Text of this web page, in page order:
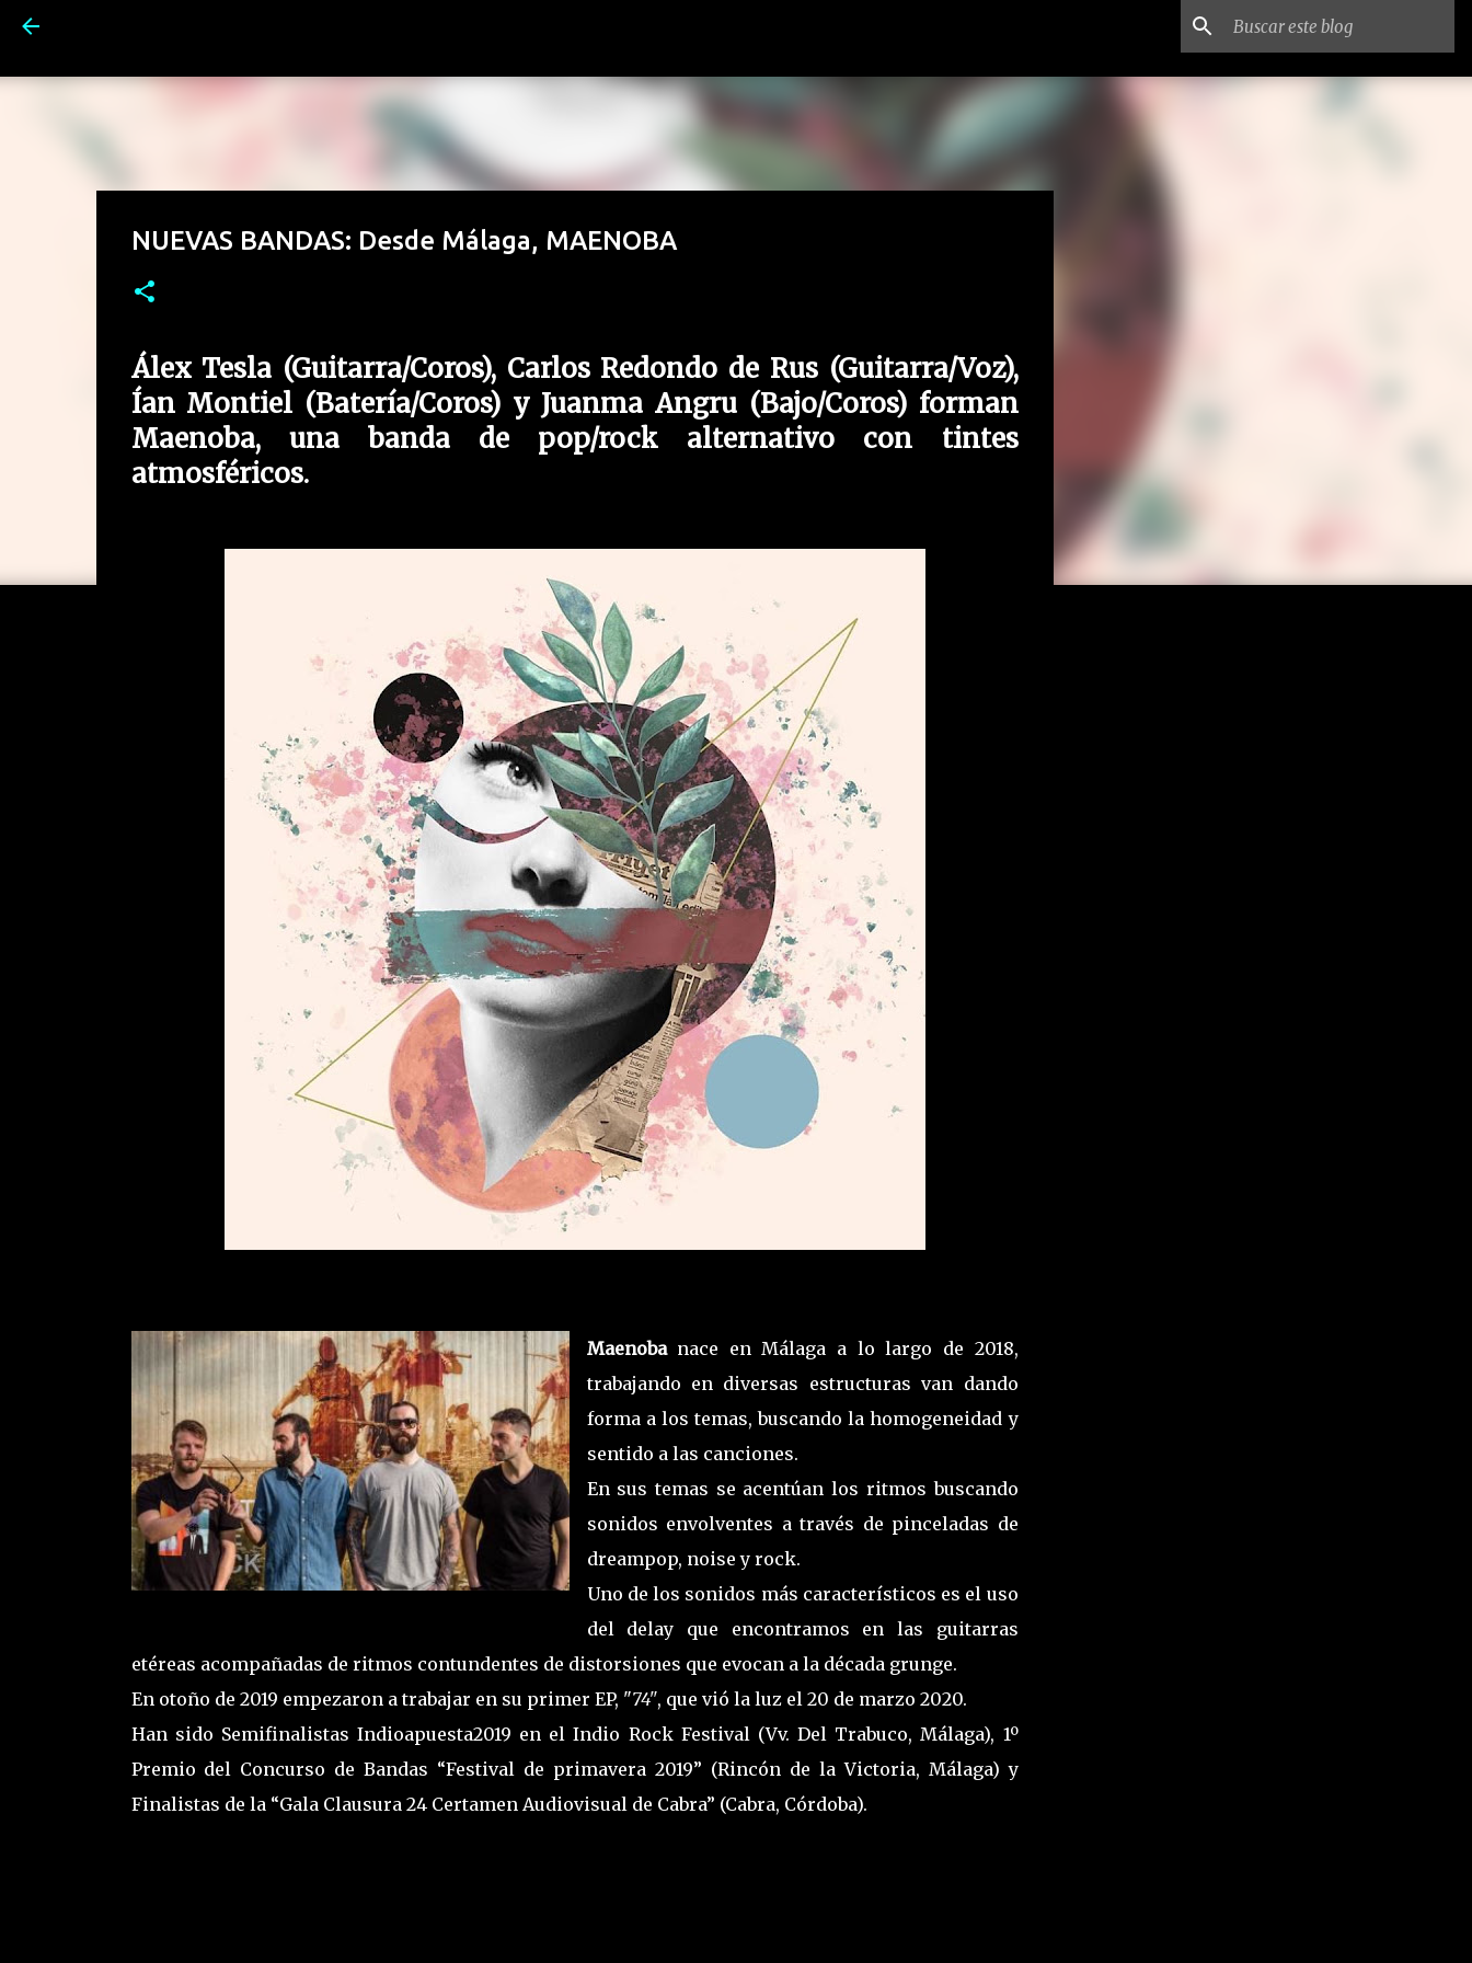
NUEVAS BANDAS: Desde Málaga, MAENOBA
Álex Tesla (Guitarra/Coros), Carlos Redondo de Rus (Guitarra/Voz),
Ían Montiel (Batería/Coros) y Juanma Angru (Bajo/Coros) forman
Maenoba, una banda de pop/rock alternativo con tintes
atmosféricos.
Maenobanace en Málaga a lo largo de 2018,
trabajando en diversas estructuras van dando
forma a los temas, buscando la homogeneidad y
sentido a las canciones.
En sus temas se acentúan los ritmos buscando
sonidos envolventes a través de pinceladas de
dreampop, noise y rock.
Uno de los sonidos más característicos es el uso
del delay que encontramos en las guitarras
etéreas acompañadas de ritmos contundentes de distorsiones que evocan a la década grunge.
En otoño de 2019 empezaron a trabajar en su primer EP, "74", que vió la luz el 20 de marzo 2020.
Han sido Semifinalistas Indioapuesta2019 en el Indio Rock Festival (Vv. Del Trabuco, Málaga), 1º
Premio del Concurso de Bandas “Festival de primavera 2019” (Rincón de la Victoria, Málaga) y
Finalistas de la “Gala Clausura 24 Certamen Audiovisual de Cabra” (Cabra, Córdoba).